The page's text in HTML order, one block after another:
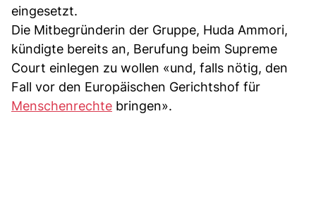
eingesetzt.
Die Mitbegründerin der Gruppe, Huda Ammori,
kündigte bereits an, Berufung beim Supreme
Court einlegen zu wollen «und, falls nötig, den
Fall vor den Europäischen Gerichtshof für
Menschenrechte bringen».